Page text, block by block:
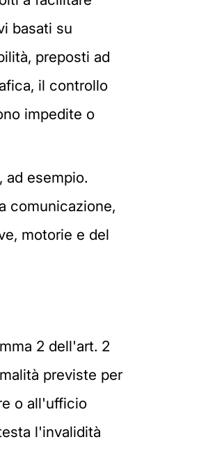
basati su
preposti ad
il controllo
impedite o
ad esempio.
comunicazione,
motorie e del
2 dell'art. 2
previste per
o all'ufficio
l'invalidità